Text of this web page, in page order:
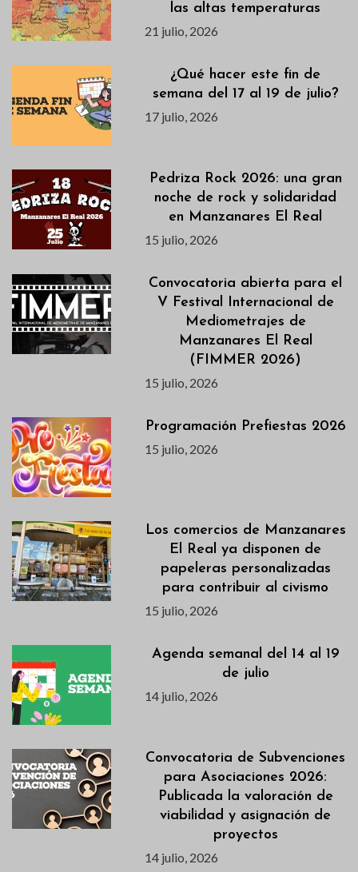
las altas temperaturas
21 julio, 2026
¿Qué hacer este fin de
semana del 17 al 19 de julio?
17 julio, 2026
Pedriza Rock 2026: una gran
noche de rock y solidaridad
en Manzanares El Real
15 julio, 2026
Convocatoria abierta para el
V Festival Internacional de
Mediometrajes de
Manzanares El Real
(FIMMER 2026)
15 julio, 2026
Programación Prefiestas 2026
15 julio, 2026
Los comercios de Manzanares
El Real ya disponen de
papeleras personalizadas
para contribuir al civismo
15 julio, 2026
Agenda semanal del 14 al 19
de julio
14 julio, 2026
Convocatoria de Subvenciones
para Asociaciones 2026:
Publicada la valoración de
viabilidad y asignación de
proyectos
14 julio, 2026